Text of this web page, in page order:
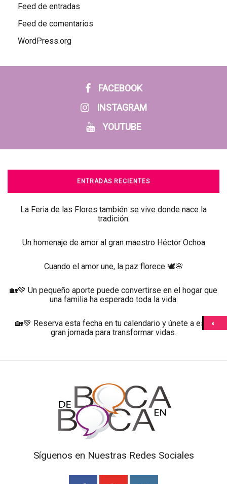
Feed de entradas
Feed de comentarios
WordPress.org
FACEBOOK
INSTAGRAM
YOUTUBE
ENTRADAS RECIENTES
La Feria de las Flores también se vive donde nace la
tradición.
Un homenaje de amor al gran maestro Héctor Ochoa
Cuando el amor une, la paz florece 🕊️🌸
🏡💚 Un pequeño aporte puede convertirse en el hogar que
una familia ha esperado toda la vida.
🏡💚 Reserva esta fecha en tu calendario y únete a esta
gran jornada para transformar vidas.
Síguenos en Nuestras Redes Sociales